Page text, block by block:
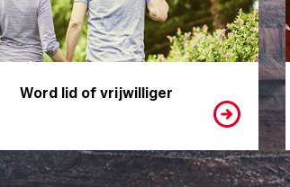
Word lid of vrijwilliger